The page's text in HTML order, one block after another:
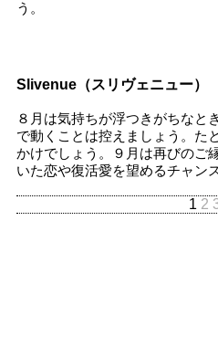
う。
Slivenue（スリヴェニュー）
８月は気持ちが浮つきがちなと
で動くことは控えましょう。た
かけでしょう。９月は再びのご
いた恋や復活愛を望めるチャン
1 2